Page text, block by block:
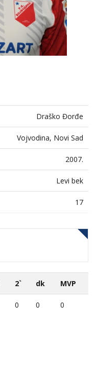
Draško Đorđe
Vojvodina, Novi Sad
2007.
Levi bek
17
2` dk MVP
0 0 0